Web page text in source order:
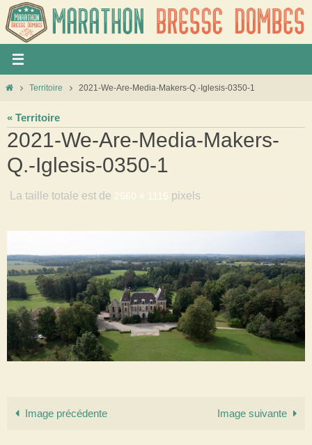
Territoire 2021-We-Are-Media-Makers-Q.-Iglesis-0350-1
« Territoire
2021-We-Are-Media-Makers-
Q.-Iglesis-0350-1
La taille totale est de 2560 × 1115 pixels
Image précédente Image suivante
Panneau de gestion des cookies